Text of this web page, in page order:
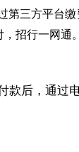
第三方平台
招行一网通。
款后，通过